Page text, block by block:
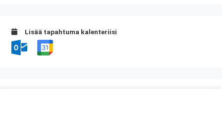
Lisää tapahtuma kalenteriisi